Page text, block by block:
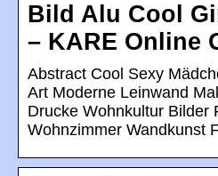
Bild Alu Cool
– KARE Online
Abstract Cool Sexy
Art Moderne Leinwand
Drucke Wohnkultur Bilder
Wohnzimmer Wandkunst